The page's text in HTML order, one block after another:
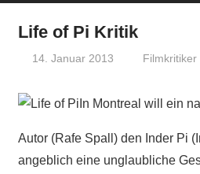
aktuellen
Kinofilmen
Life of Pi Kritik
14. Januar 2013 Filmkritiker
In Montreal will ein
Autor (Rafe Spall) den Inder Pi
angeblich eine unglaubliche